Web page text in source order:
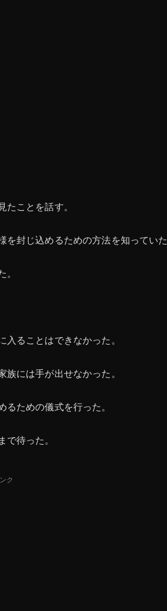
ことを話す。
封じ込めるための方法を知っていた
ることはできなかった。
には手が出せなかった。
ための儀式を行った。
待った。
ク